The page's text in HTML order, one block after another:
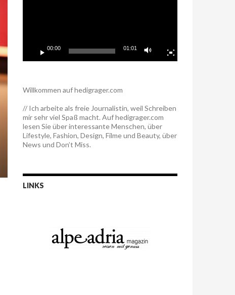
00:00 01:01
Willkommen auf hedigrager.com
// Ich arbeite als freie Journalistin, weil Schreiben
mir sehr viel Spaß macht. Auf hedigrager.com
lesen Sie über interessante Menschen, über
Lifestyle, Fashion, Design, Filme und Beauty, über
News und Don’t Miss.
LINKS